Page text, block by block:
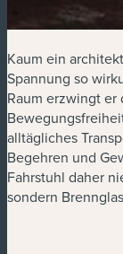
Kaum ein
Spannung so
Raum erzwingt
alltägliches
Begehren und
Fahrstuhl daher
sondern